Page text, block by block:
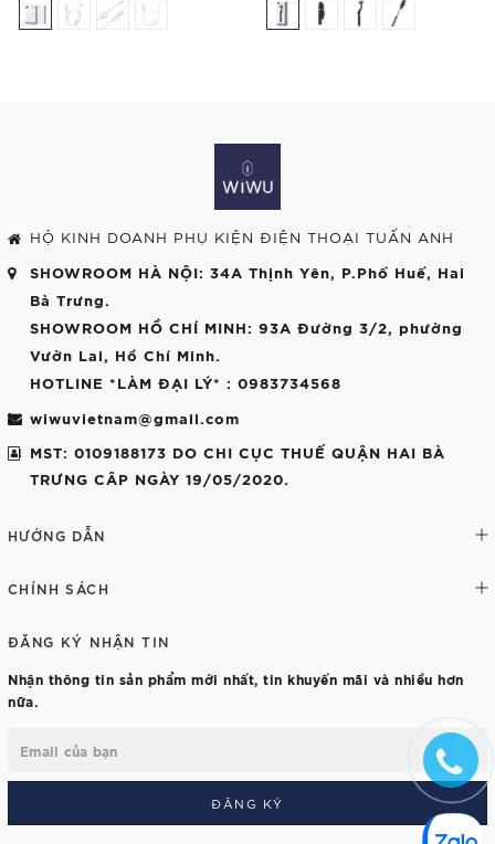
HỘ KINH DOANH PHỤ KIỆN ĐIỆN THOẠI TUẤN ANH
SHOWROOM HÀ NỘI: 34A Thịnh Yên, P.Phố Huế, Hai
Bà Trưng.
SHOWROOM HỒ CHÍ MINH: 93A Đường 3/2, phường
Vườn Lai, Hồ Chí Minh.
HOTLINE *LÀM ĐẠI LÝ* : 0983734568
wiwuvietnam@gmail.com
MST: 0109188173 DO CHI CỤC THUẾ QUẬN HAI BÀ
TRƯNG CÂP NGÀY 19/05/2020.
HƯỚNG DẪN
CHÍNH SÁCH
ĐĂNG KÝ NHẬN TIN
Nhận thông tin sản phẩm mới nhất, tin khuyến mãi và nhiều hơn
nữa.
ĐĂNG KÝ